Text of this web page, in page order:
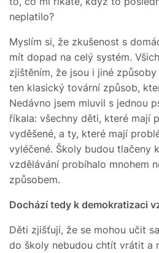
neplatilo?
Myslím si, že zkušenost s
mít dopad na celý systém.
zjištěním, že jsou i jiné
ten klasický tovární způsob,
Nedávno jsem mluvil s jednou
říkala: všechny děti, které mají
vyděšené, a ty, které mají
vyléčené. Školy budou tlačeny
vzdělávání probíhalo mnohem
způsobem.
Dochází tedy k demokratizaci
Děti zjišťují, že se mohou učit
do školy nebudou chtít vrátit a